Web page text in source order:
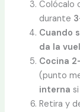
Colócalo
durante
Cuando
da la
Cocina
(punto
interna
Retira y